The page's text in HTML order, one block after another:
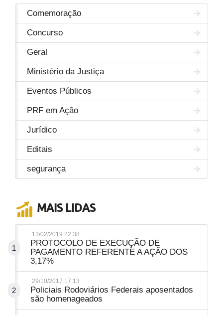
Comemoração
Concurso
Geral
Ministério da Justiça
Eventos Públicos
PRF em Ação
Jurídico
Editais
segurança
MAIS LIDAS
1
13/02/2019 22:38
PROTOCOLO DE EXECUÇÃO DE
PAGAMENTO REFERENTE A AÇÃO DOS
3,17%
2
29/10/2017 17:13
Policiais Rodoviários Federais aposentados
são homenageados